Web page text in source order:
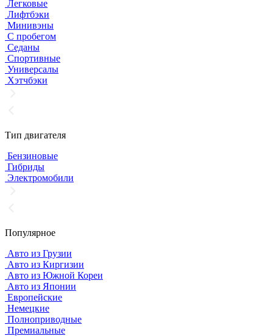
Легковые
Лифтбэки
Минивэны
С пробегом
Седаны
Спортивные
Универсалы
Хэтчбэки
Тип двигателя
Бензиновые
Гибриды
Электромобили
Популярное
Авто из Грузии
Авто из Киргизии
Авто из Южной Кореи
Авто из Японии
Европейские
Немецкие
Полноприводные
Премиальные